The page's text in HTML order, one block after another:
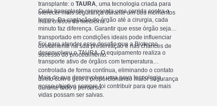
transplante: o TAURA, uma tecnologia criada para
oferecer mais segurança durante um dos momentos
mais críticos da medicina.
Cada transplante representa uma corrida contra o
tempo. Da captação do órgão até a cirurgia, cada
minuto faz diferença. Garantir que esse órgão seja
transportado em condições ideais pode influenciar
diretamente na sua preservação e nas chances de
sucesso do procedimento.
Foi para atender esse desafio que a Biotecno
desenvolveu o TAURA. O equipamento realiza o
transporte ativo de órgãos com temperatura
controlada de forma contínua, eliminando o contato
direto com o gelo e proporcionando maior segurança
durante todo o percurso.
Mais do que desenvolver uma nova tecnologia,
nosso objetivo sempre foi contribuir para que mais
vidas possam ser salvas.